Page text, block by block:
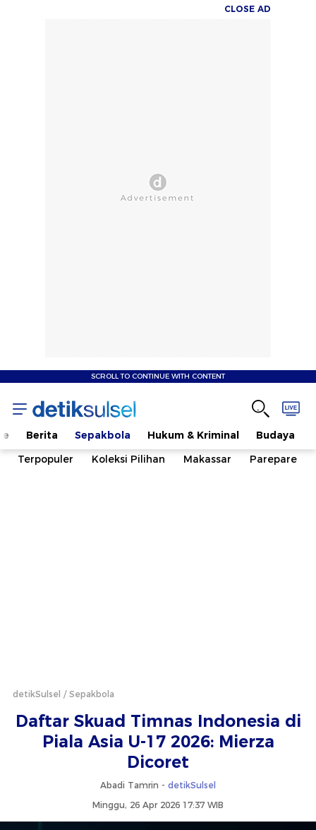
CLOSE AD
SCROLL TO CONTINUE WITH CONTENT
Berita Sepakbola Hukum & Kriminal Budaya
Terpopuler
Koleksi Pilihan Makassar Parepare
detikSulsel Sepakbola
Daftar Skuad Timnas Indonesia di
Piala Asia U-17 2026: Mierza
Dicoret
Abadi Tamrin - detikSulsel
Minggu, 26 Apr 2026 17:37 WIB